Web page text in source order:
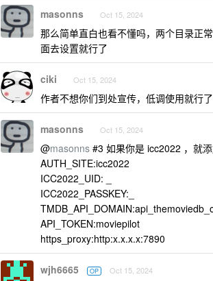
masonns Oct 15, 2024
那么简单直白也看不懂吗，两个目录正
面去设置就行了
ciki Oct 15, 2024
作者不想你们到处宣传，低调使用就行了
masonns Oct 15, 2024
@masonns #3 如果你是 icc2022 ，就添
AUTH_SITE:icc2022
ICC2022_UID: _
ICC2022_PASSKEY:_
API_TOKEN:moviepilot
https_proxy:http:x.x.x.x:7890
wjh6665 OP Oct 15, 2024